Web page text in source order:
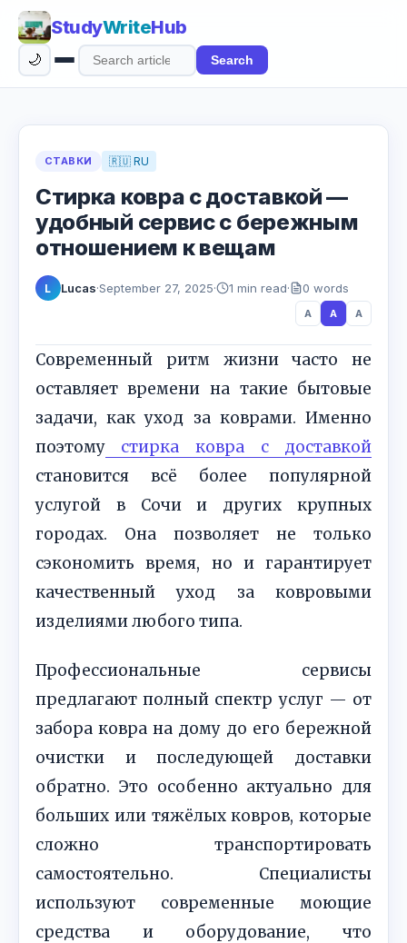
StudyWriteHub
Search
articles
Search
🌙
СТАВКИ 🇷🇺 RU
Стирка ковра с доставкой —
удобный сервис с бережным
отношением к вещам
L Lucas·September 27, 2025· 1 min read· 0 words
A A A
Современный ритм жизни часто не
оставляет времени на такие бытовые
задачи, как уход за коврами. Именно
поэтомустирка ковра с доставкой
становится всё более популярной
услугой в Сочи и других крупных
городах. Она позволяет не только
сэкономить время, но и гарантирует
качественный уход за ковровыми
изделиями любого типа.
Профессиональные сервисы
предлагают полный спектр услуг — от
забора ковра на дому до его бережной
очистки и последующей доставки
обратно. Это особенно актуально для
больших или тяжёлых ковров, которые
сложно транспортировать
самостоятельно. Специалисты
используют современные моющие
средства и оборудование, что